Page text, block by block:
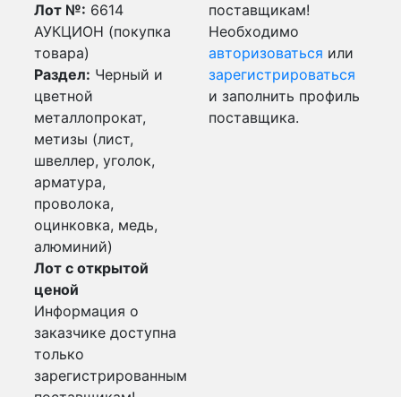
Лот №: 6614
АУКЦИОН (покупка
товара)
Раздел: Черный и
цветной
металлопрокат,
метизы (лист,
швеллер, уголок,
арматура,
проволока,
оцинковка, медь,
алюминий)
Лот с открытой
ценой
Информация о
заказчике доступна
только
зарегистрированным
поставщикам!
Необходимо
авторизоваться или
зарегистрироваться
и заполнить профиль
поставщика.